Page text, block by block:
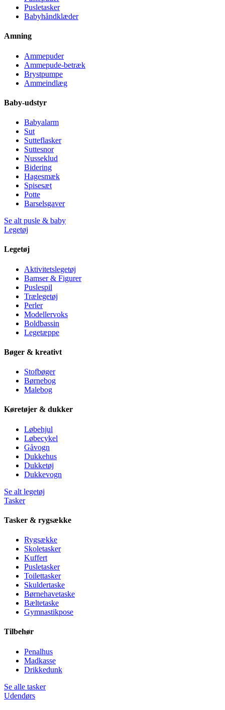
Pusletasker
Babyhåndklæder
Amning
Ammepuder
Ammepude-betræk
Brystpumpe
Ammeindlæg
Baby-udstyr
Babyalarm
Sut
Sutteflasker
Suttesnor
Nusseklud
Bidering
Hagesmæk
Spisesæt
Potte
Barselsgaver
Se alt pusle & baby
Legetøj
Legetøj
Aktivitetslegetøj
Bamser & Figurer
Puslespil
Trælegetøj
Perler
Modellervoks
Boldbassin
Legetæppe
Bøger & kreativt
Stofbøger
Børnebog
Malebog
Køretøjer & dukker
Løbehjul
Løbecykel
Gåvogn
Dukkehus
Dukketøj
Dukkevogn
Se alt legetøj
Tasker
Tasker & rygsække
Rygsække
Skoletasker
Kuffert
Pusletasker
Toilettasker
Skuldertaske
Børnehavetaske
Bæltetaske
Gymnastikpose
Tilbehør
Penalhus
Madkasse
Drikkedunk
Se alle tasker
Udendørs